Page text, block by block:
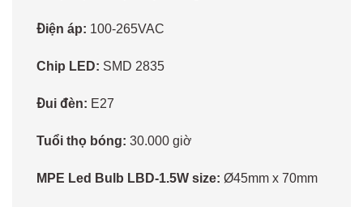
Điện áp: 100-265VAC
Chip LED: SMD 2835
Đui đèn: E27
Tuổi thọ bóng: 30.000 giờ
MPE Led Bulb LBD-1.5W size: Ø45mm x 70mm